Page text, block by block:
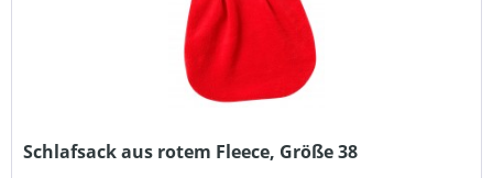
Schlafsack aus rotem Fleece, Größe 38